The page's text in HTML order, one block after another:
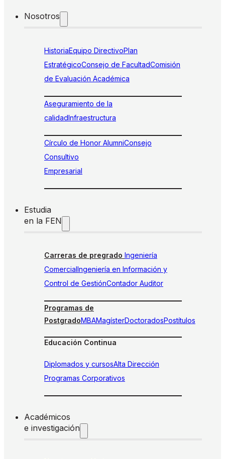
Nosotros
HistoriaEquipo DirectivoPlan
EstratégicoConsejo de FacultadComisión
de Evaluación Académica
Aseguramiento de la
calidadInfraestructura
Círculo de Honor AlumniConsejo
Consultivo
Empresarial
Estudia
en la FEN
Carreras de pregrado Ingeniería
ComercialIngeniería en Información y
Control de GestiónContador Auditor
Programas de
PostgradoMBAMagísterDoctoradosPostítulos
Educación Continua
Diplomados y cursosAlta Dirección
Programas Corporativos
Académicos
e investigación